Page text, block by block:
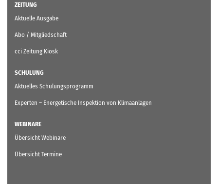
ZEITUNG
Aktuelle Ausgabe
Abo / Mitgliedschaft
cci Zeitung Kiosk
SCHULUNG
Aktuelles Schulungsprogramm
Experten – Energetische Inspektion von Klimaanlagen
WEBINARE
Übersicht Webinare
Übersicht Termine